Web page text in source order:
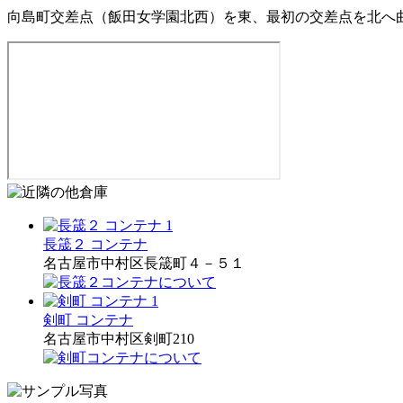
向島町交差点（飯田女学園北西）を東、最初の交差点を北へ
長筬２ コンテナ
名古屋市中村区長筬町４－５１
剣町 コンテナ
名古屋市中村区剣町210